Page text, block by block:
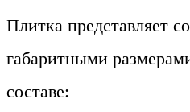
Плитка представляет
габаритными
составе: